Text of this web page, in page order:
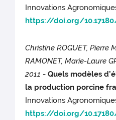
Innovations
https://doi.org/
Christine ROGUET, Pierre
RAMONET, Marie-Laure
2011 -Quels modèles
la production porcine
Innovations
https://doi.org/